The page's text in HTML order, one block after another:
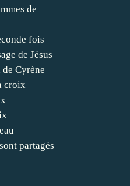
de
fois
de Jésus
de Cyrène
croix
partagés